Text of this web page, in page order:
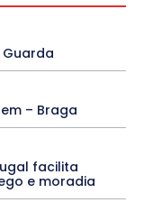
Guarda
– Braga
facilita
e moradia